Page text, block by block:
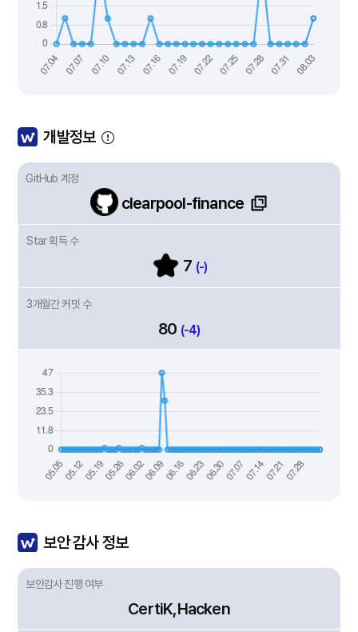
개발정보
GitHub 계정
clearpool-finance
Star 획득 수
7 (-)
3개월간 커밋 수
80 (-4)
보안 감사 정보
보안감사 진행 여부
CertiK,Hacken